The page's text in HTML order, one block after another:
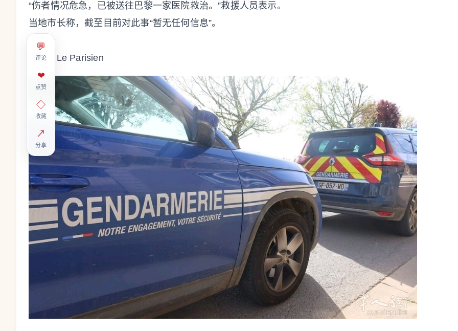
💬
评论
❤
点赞
◇
收藏
↗
分享
“伤者情况危急，已被送往巴黎一家医院救治。”救援人员表示。
当地市长称，截至目前对此事“暂无任何信息”。
来源：Le Parisien